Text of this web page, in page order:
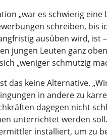
„war es schwierig eine
schreiben, bis
ausüben wird, ist
jungen Leuten ganz
„weniger schmutzig
das keine Alternative.
in andere zu
dagegen nicht
unterrichtet werden
installiert, um zu